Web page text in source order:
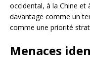
occidental, à la Chine et
davantage comme un
comme une priorité
Menaces